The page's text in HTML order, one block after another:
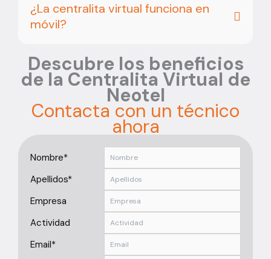
¿La centralita virtual funciona en
móvil?
Descubre los beneficios
de la Centralita Virtual de
Neotel
Contacta con un técnico
ahora
Nombre*
Apellidos*
Empresa
Actividad
Email*